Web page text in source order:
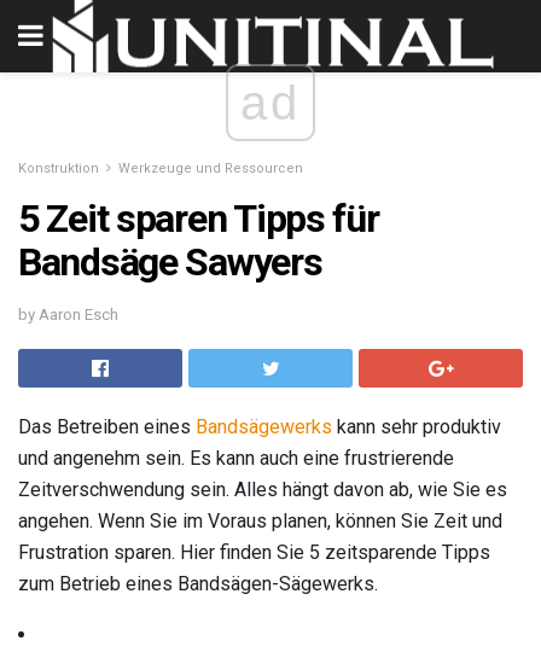
ad
Konstruktion Werkzeuge und Ressourcen
5 Zeit sparen Tipps für
Bandsäge Sawyers
by Aaron Esch
Das Betreiben eines Bandsägewerks kann sehr produktiv
und angenehm sein. Es kann auch eine frustrierende
Zeitverschwendung sein. Alles hängt davon ab, wie Sie es
angehen. Wenn Sie im Voraus planen, können Sie Zeit und
Frustration sparen. Hier finden Sie 5 zeitsparende Tipps
zum Betrieb eines Bandsägen-Sägewerks.